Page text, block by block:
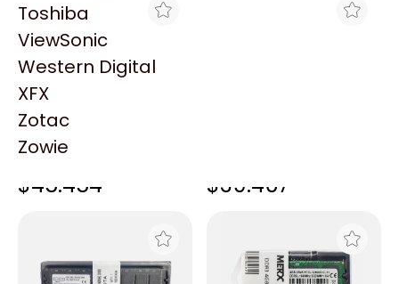
Toshiba
ViewSonic
Western Digital
XFX
Zotac
Zowie
MEMORIA RAM SODIMM
$45.454 $39.467